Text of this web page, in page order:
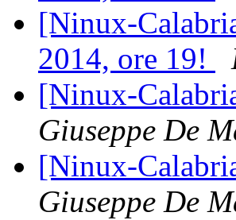
[Ninux-
2014, ore 19!
[Ninux-
Giuseppe De
[Ninux-
Giuseppe De